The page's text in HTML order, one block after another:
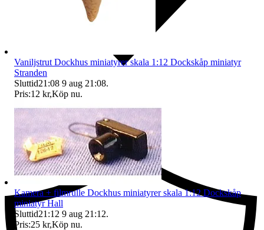
Ersättning om du inte får din vara
Vaniljstrut Dockhus miniatyrer skala 1:12 Dockskåp miniatyr
Stranden
Sluttid21:08 9 aug 21:08.
Pris:12 kr,Köp nu.
Kamera + filmrulle Dockhus miniatyrer skala 1:12 Dockskåp
miniatyr Hall
Sluttid21:12 9 aug 21:12.
Pris:25 kr,Köp nu.